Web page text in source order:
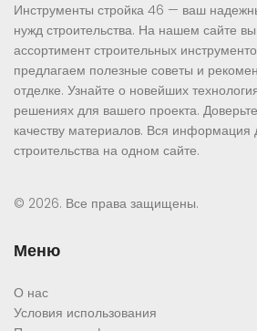
Инструменты стройка 46 — ваш
нужд строительства. На нашем сайте
ассортимент строительных
предлагаем полезные советы и
отделке. Узнайте о новейших
решениях для вашего проекта.
качеству материалов. Вся информация
строительства на одном сайте.
© 2026. Все права защищены.
Меню
О нас
Условия использования